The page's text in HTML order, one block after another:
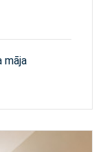
māja